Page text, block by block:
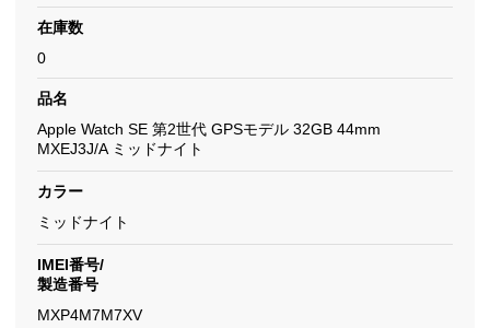
在庫数
0
品名
Apple Watch SE 第2世代 GPSモデル 32GB 44mm
MXEJ3J/A ミッドナイト
カラー
ミッドナイト
IMEI番号/
製造番号
MXP4M7M7XV